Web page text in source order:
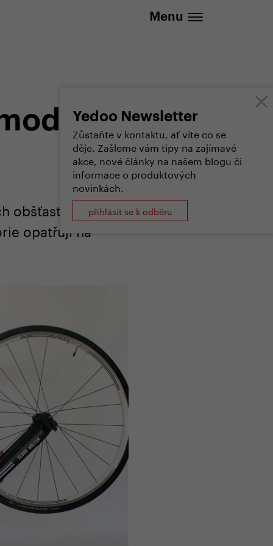
Menu
Yedoo Newsletter
Zůstaňte v kontaktu, ať víte co se
děje. Zašleme vám tipy na zajímavé
akce, nové články na našem blogu či
informace o produktových
novinkách.
přihlásit se k odběru
obšťastňujících
opatřují na